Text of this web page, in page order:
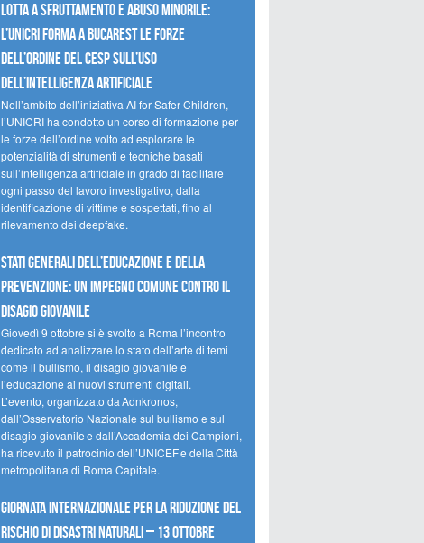
Lotta a sfruttamento e abuso minorile:
l’UNICRI forma a Bucarest le forze
dell’ordine del CESP sull’uso
dell’Intelligenza Artificiale
Nell’ambito dell’iniziativa AI for Safer Children,
l’UNICRI ha condotto un corso di formazione per
le forze dell’ordine volto ad esplorare le
potenzialità di strumenti e tecniche basati
sull’intelligenza artificiale in grado di facilitare
ogni passo del lavoro investigativo, dalla
identificazione di vittime e sospettati, fino al
rilevamento dei deepfake.
Stati Generali dell’Educazione e della
Prevenzione: un impegno comune contro il
disagio giovanile
Giovedì 9 ottobre si è svolto a Roma l’incontro
dedicato ad analizzare lo stato dell’arte di temi
come il bullismo, il disagio giovanile e
l’educazione ai nuovi strumenti digitali.
L’evento, organizzato da Adnkronos,
dall’Osservatorio Nazionale sul bullismo e sul
disagio giovanile e dall’Accademia dei Campioni,
ha ricevuto il patrocinio dell’UNICEF e della Città
metropolitana di Roma Capitale.
Giornata internazionale per la riduzione del
rischio di disastri naturali – 13 ottobre